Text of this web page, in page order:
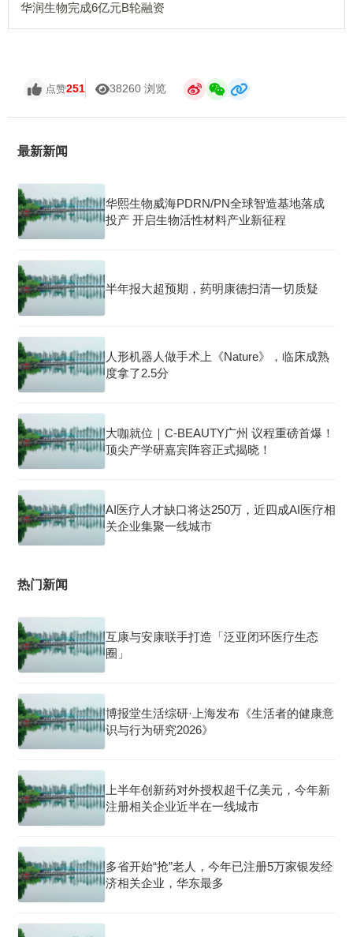
华润生物完成6亿元B轮融资
点赞251 38260 浏览
最新新闻
华熙生物威海PDRN/PN全球智造基地落成
投产 开启生物活性材料产业新征程
半年报大超预期，药明康德扫清一切质疑
人形机器人做手术上《Nature》，临床成熟
度拿了2.5分
大咖就位｜C-BEAUTY广州 议程重磅首爆！
顶尖产学研嘉宾阵容正式揭晓！
AI医疗人才缺口将达250万，近四成AI医疗相
关企业集聚一线城市
热门新闻
互康与安康联手打造「泛亚闭环医疗生态
圈」
博报堂生活综研·上海发布《生活者的健康意
识与行为研究2026》
上半年创新药对外授权超千亿美元，今年新
注册相关企业近半在一线城市
多省开始“抢”老人，今年已注册5万家银发经
济相关企业，华东最多